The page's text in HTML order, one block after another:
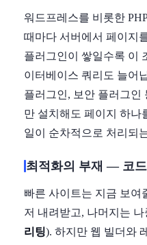
워드프레스를 비롯한
때마다 서버에서 페이지
플러그인이 쌓일수록 이
이터베이스 쿼리도 늘어
플러그인, 보안 플러그인
만 설치해도 페이지 하나
일이 순차적으로 처리되
최적화의 부재 — 코
빠른 사이트는 지금 보여
저 내려받고, 나머지는
리팅). 하지만 웹 빌더와